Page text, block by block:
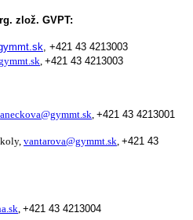
zlož. GVPT:
+421 43 4213003
+421 43 4213003
+421 43 4213001
vantarova@gymmt.sk +421 43
+421 43 4213004